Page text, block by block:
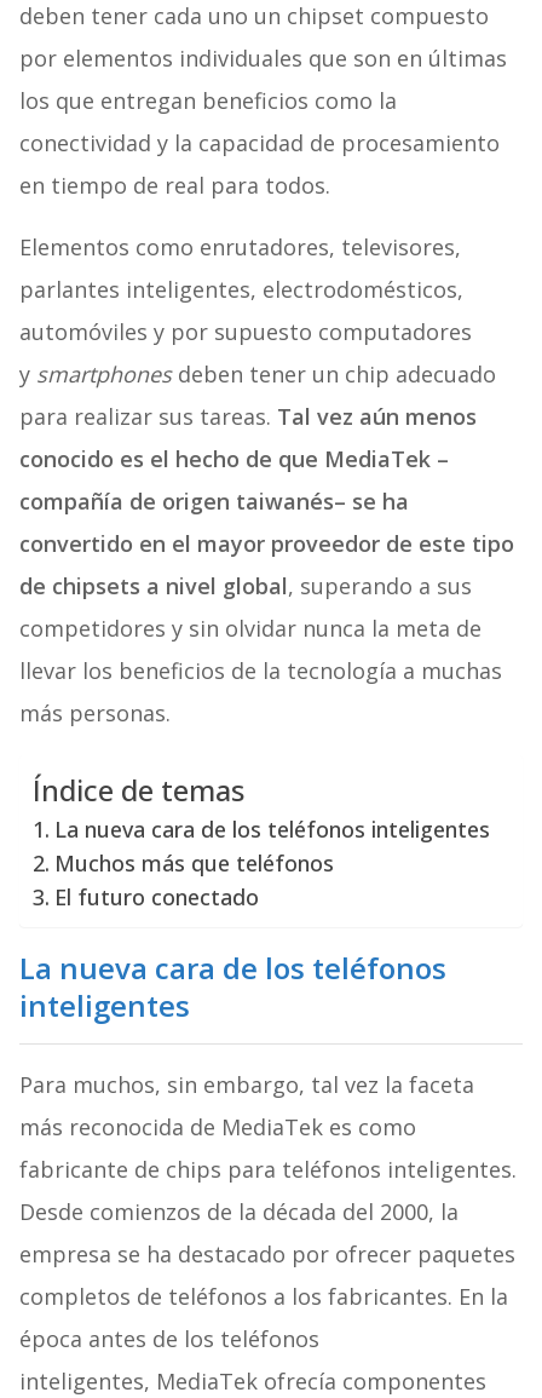
deben tener cada uno un chipset compuesto
por elementos individuales que son en últimas
los que entregan beneficios como la
conectividad y la capacidad de procesamiento
en tiempo de real para todos.
Elementos como enrutadores, televisores,
parlantes inteligentes, electrodomésticos,
automóviles y por supuesto computadores
y smartphonesdeben tener un chip adecuado
para realizar sus tareas. Tal vez aún menos
conocido es el hecho de que MediaTek –
compañía de origen taiwanés– se ha
convertido en el mayor proveedor de este tipo
de chipsets a nivel global, superando a sus
competidores y sin olvidar nunca la meta de
llevar los beneficios de la tecnología a muchas
más personas.
Índice de temas
La nueva cara de los teléfonos inteligentes
Muchos más que teléfonos
El futuro conectado
La nueva cara de los teléfonos
inteligentes
Para muchos, sin embargo, tal vez la faceta
más reconocida de MediaTek es como
fabricante de chips para teléfonos inteligentes.
Desde comienzos de la década del 2000, la
empresa se ha destacado por ofrecer paquetes
completos de teléfonos a los fabricantes. En la
época antes de los teléfonos
inteligentes, MediaTek ofrecía componentes